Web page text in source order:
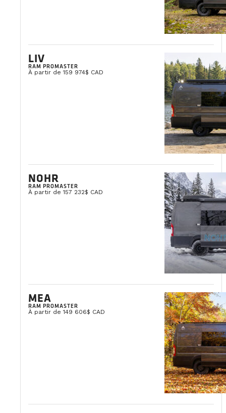
LIV
RAM PROMASTER
À partir de 159 974$ CAD
NOHR
RAM PROMASTER
À partir de 157 232$ CAD
MEA
RAM PROMASTER
À partir de 149 606$ CAD